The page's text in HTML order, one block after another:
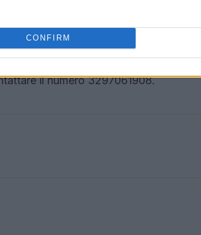
CONFIRM
devoluto al centro Agape di
disabilità, e alle famiglie palestinesi
è fondamentale per sostenere
di pace e unità. Per ulteriori
il numero 3297061908.